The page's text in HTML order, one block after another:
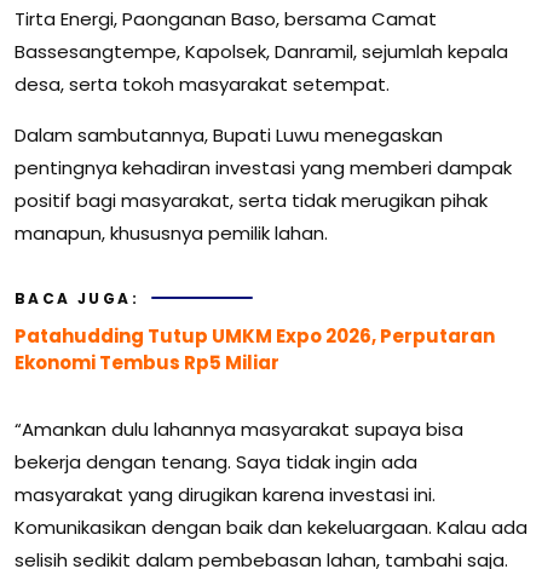
Tirta Energi, Paonganan Baso, bersama Camat
Bassesangtempe, Kapolsek, Danramil, sejumlah kepala
desa, serta tokoh masyarakat setempat.
Dalam sambutannya, Bupati Luwu menegaskan
pentingnya kehadiran investasi yang memberi dampak
positif bagi masyarakat, serta tidak merugikan pihak
manapun, khususnya pemilik lahan.
BACA JUGA:
Patahudding Tutup UMKM Expo 2026, Perputaran
Ekonomi Tembus Rp5 Miliar
“Amankan dulu lahannya masyarakat supaya bisa
bekerja dengan tenang. Saya tidak ingin ada
masyarakat yang dirugikan karena investasi ini.
Komunikasikan dengan baik dan kekeluargaan. Kalau ada
selisih sedikit dalam pembebasan lahan, tambahi saja.